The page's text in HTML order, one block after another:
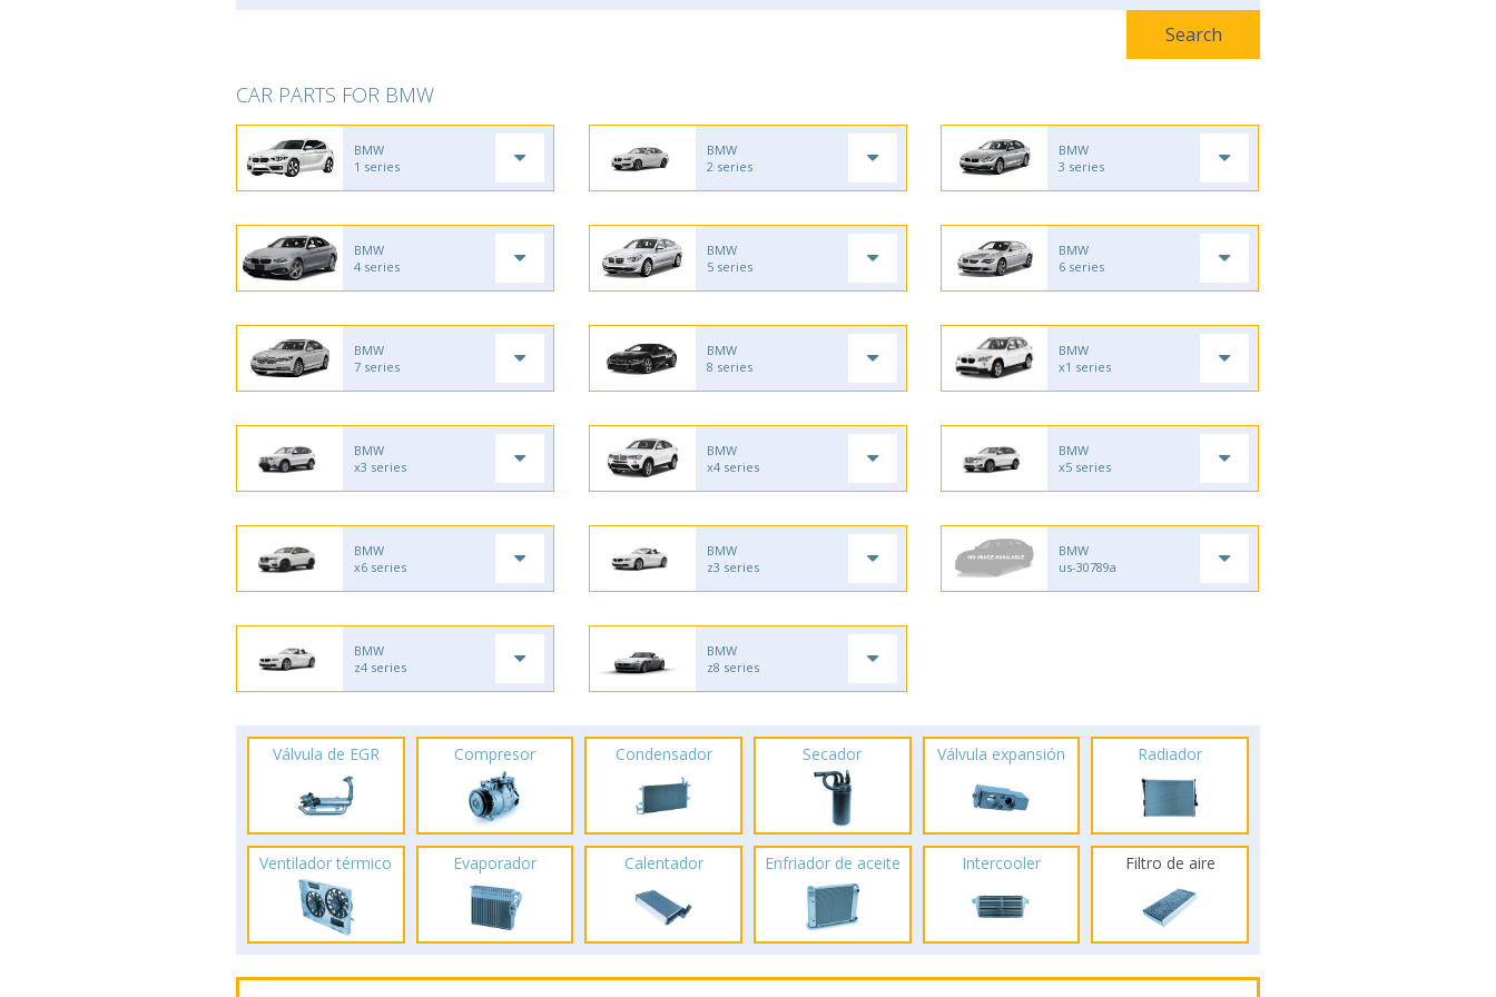
CAR PARTS FOR BMW
BMW
1 series
BMW
2 series
BMW
3 series
BMW
4 series
BMW
5 series
BMW
6 series
BMW
7 series
BMW
8 series
BMW
x1 series
BMW
x3 series
BMW
x4 series
BMW
x5 series
BMW
x6 series
BMW
z3 series
BMW
us-30789a
BMW
z4 series
BMW
z8 series
Válvula de EGR Compresor Condensador Secador Válvula expansión Radiador
Ventilador térmico Evaporador Calentador Enfriador de aceite Intercooler Filtro de aire